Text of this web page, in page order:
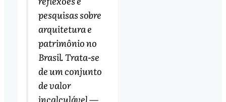
pesquisas sobre
arquitetura e
patrimônio no
Brasil. Trata-se
de um conjunto
de valor
incalculável —